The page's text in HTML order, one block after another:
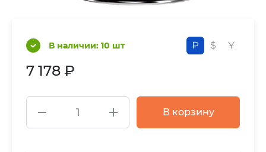
В наличии: 10 шт ₽ $ ¥
7 178 ₽
В корзину